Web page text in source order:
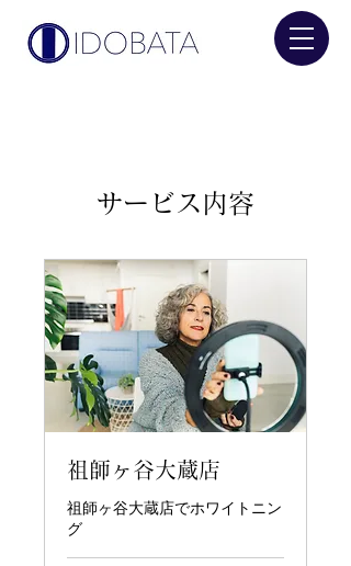
サービス内容
祖師ヶ谷大蔵店
祖師ヶ谷大蔵店でホワイトニン
グ